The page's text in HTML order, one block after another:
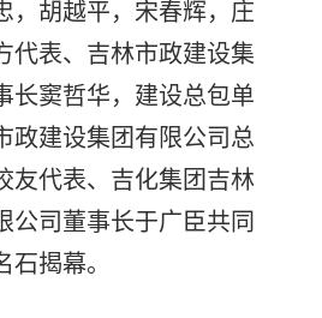
，胡越平，宋春辉，庄
代表、吉林市政建设集
长窦哲华，建设总包单
政建设集团有限公司总
友代表、吉化集团吉林
公司董事长于广臣共同
揭幕。